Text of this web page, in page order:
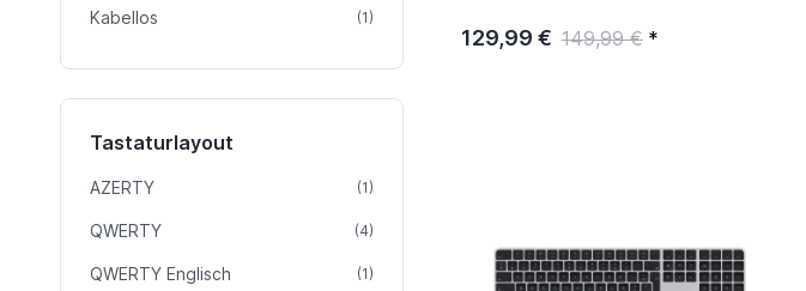
Kabellos (1)Artikel
Tastaturlayout
AZERTY (1)Artikel
QWERTY (4)Artikel
QWERTY Englisch (1)Artikel
129,99 € 149,99 € *